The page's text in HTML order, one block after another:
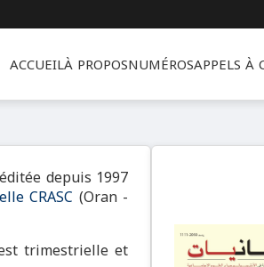
ACCUEILÀ PROPOSNUMÉROSAPPELS À
depuis 1997
CRASC (Oran -
trimestrielle et